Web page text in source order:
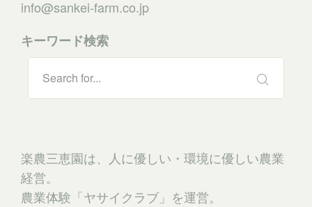
info@sankei-farm.co.jp
キーワード検索
楽農三恵園は、人に優しい・環境に優しい農業
経営。
農業体験「ヤサイクラブ」を運営。